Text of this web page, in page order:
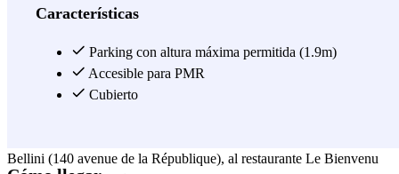
Molière), al hotel Les Coquelicots (138 avenue Henri Ginoux), a la
La bambouseraie (77 rue Racine). En Francia, es bien sabido que la
comida es algo muy importante. Si buscas un buen restaurante en la
zona del parking de Indigo Messier Montrouge, puedes ir a La
Bellini (140 avenue de la République), al restaurante Le Bienvenu
Características
Parking con altura máxima permitida (1.9m)
Accesible para PMR
Cubierto